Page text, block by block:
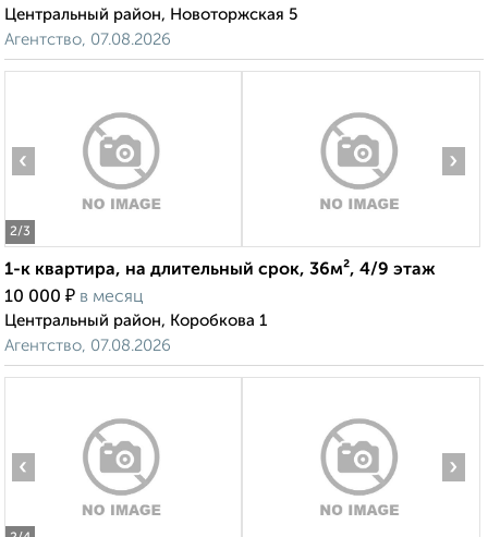
Центральный район, Новоторжская 5
Агентство, 07.08.2026
2/3
‹ ›
1-к квартира, на длительный срок, 36м², 4/9 этаж
10 000 ₽ в месяц
Центральный район, Коробкова 1
Агентство, 07.08.2026
‹ ›